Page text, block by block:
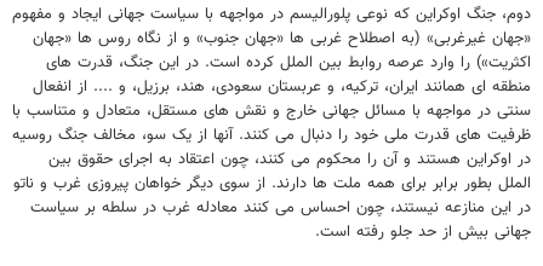
دوم، جنگ اوکراین که نوعی پلورالیسم در مواجهه با سیاست جهانی ایجاد و مفهوم
«جهان غیرغربی» (به اصطلاح غربی ها «جهان جنوب» و از نگاه روس ها «جهان
اکثریت») را وارد عرصه روابط بین الملل کرده است. در این جنگ، قدرت های
منطقه ای همانند ایران، ترکیه، و عربستان سعودی، هند، برزیل، و .... از انفعال
سنتی در مواجهه با مسائل جهانی خارج و نقش های مستقل، متعادل و متناسب با
ظرفیت های قدرت ملی خود را دنبال می کنند. آنها از یک سو، مخالف جنگ روسیه
در اوکراین هستند و آن را محکوم می کنند، چون اعتقاد به اجرای حقوق بین
الملل بطور برابر برای همه ملت ها دارند. از سوی دیگر خواهان پیروزی غرب و ناتو
در این منازعه نیستند، چون احساس می کنند معادله غرب در سلطه بر سیاست
جهانی بیش از حد جلو رفته است.